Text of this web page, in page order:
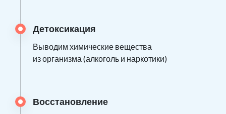
Детоксикация
Выводим химические вещества
из организма (алкоголь и наркотики)
Восстановление